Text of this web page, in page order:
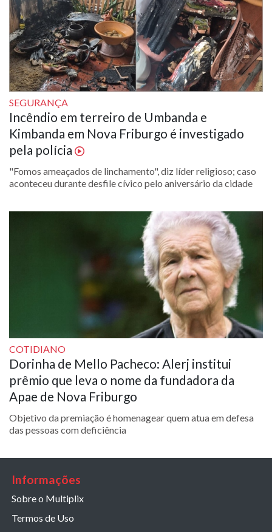
SEGURANÇA
Incêndio em terreiro de Umbanda e
Kimbanda em Nova Friburgo é investigado
pela polícia
"Fomos ameaçados de linchamento", diz líder religioso; caso
aconteceu durante desfile cívico pelo aniversário da cidade
COTIDIANO
Dorinha de Mello Pacheco: Alerj institui
prêmio que leva o nome da fundadora da
Apae de Nova Friburgo
Objetivo da premiação é homenagear quem atua em defesa
das pessoas com deficiência
Informações
Sobre o Multiplix
Termos de Uso